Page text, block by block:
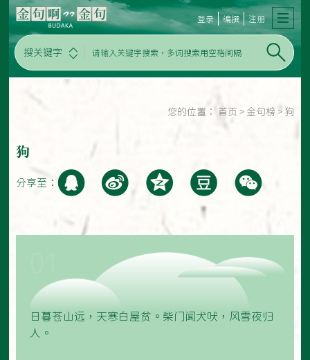
搜关键字
登录 编撰 注册
您的位置： 首页 > 金句榜 > 狗
狗
分享至：
日暮苍山远，天寒白屋贫。柴门闻犬吠，风雪夜归
人。